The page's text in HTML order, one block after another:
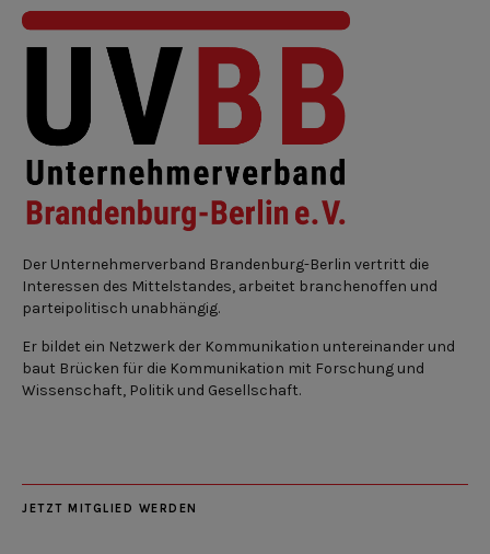
Der Unternehmerverband Brandenburg-Berlin vertritt die
Interessen des Mittelstandes, arbeitet branchenoffen und
parteipolitisch unabhängig.
Er bildet ein Netzwerk der Kommunikation untereinander und
baut Brücken für die Kommunikation mit Forschung und
Wissenschaft, Politik und Gesellschaft.
JETZT MITGLIED WERDEN